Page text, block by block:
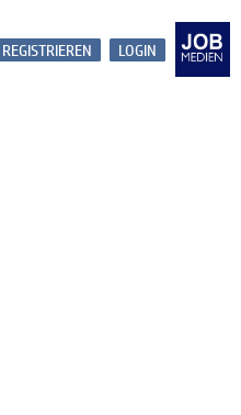
LOGIN
REGISTRIEREN